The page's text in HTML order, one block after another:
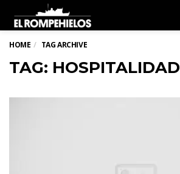
HOME TAG ARCHIVE
TAG: HOSPITALIDAD